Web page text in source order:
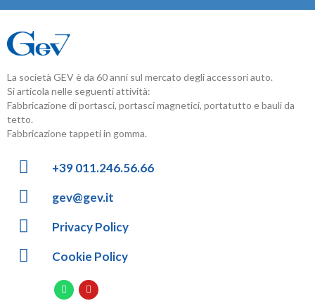
La società GEV è da 60 anni sul mercato degli accessori auto.
Si articola nelle seguenti attività:
Fabbricazione di portasci, portasci magnetici, portatutto e bauli da
tetto.
Fabbricazione tappeti in gomma.
+39 011.246.56.66
gev@gev.it
Privacy Policy
Cookie Policy